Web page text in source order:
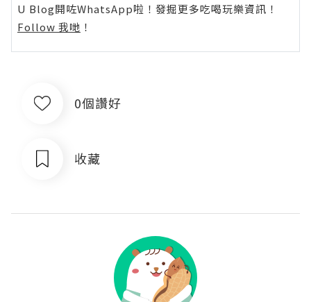
U Blog開咗WhatsApp啦！發掘更多吃喝玩樂資訊！
Follow 我哋 ！
0個讚好
收藏